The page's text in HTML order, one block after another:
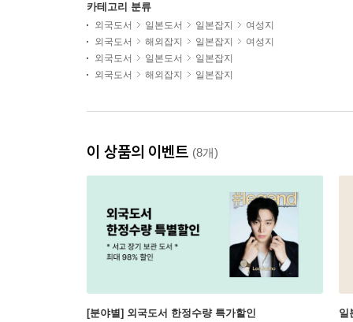
카테고리 분류
외국도서 일본도서 일본잡지
여성지
외국도서
해외잡지 일본잡지
여성지
외국도서
일본도서
일본잡지
외국도서
해외잡지 일본잡지
이 상품의 이벤트 (8개)
[분야별] 외국도서 한정수량 특가할인 일